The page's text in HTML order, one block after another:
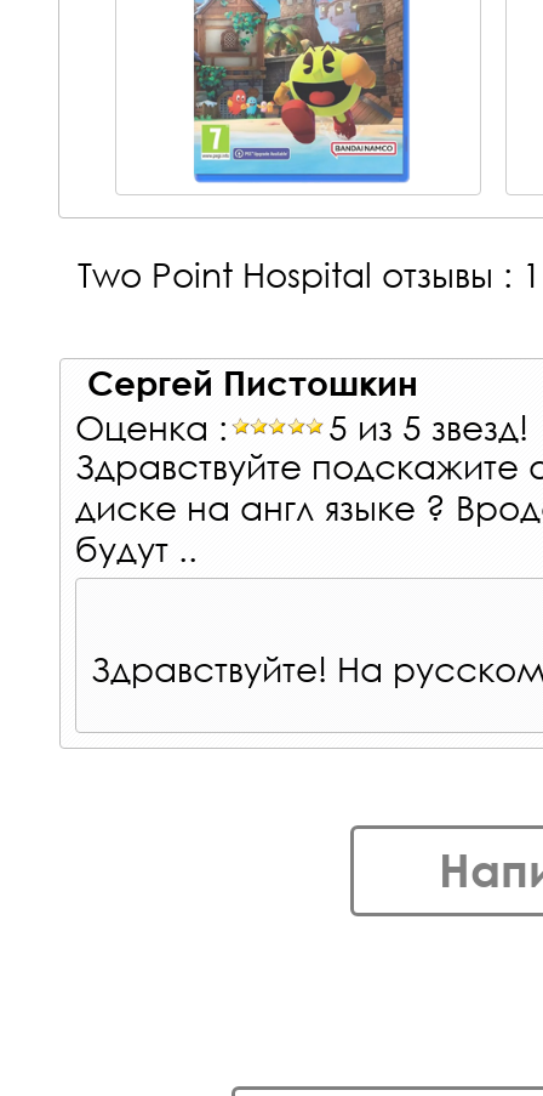
Two Point Hospital отзывы : 1
Сергей Пистошкин
Оценка :
5 из 5 звезд!
Здравствуйте подскажите
диске на англ языке ?
будут ..
Здравствуйте! На